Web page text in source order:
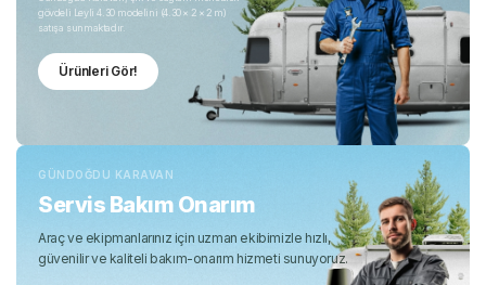
gövdeli Leyli 4.30 modelini (4.30 × 2 × 2 m)
satışa sunmaktadır.
Ürünleri Gör!
GÜNDOĞDU KARAVAN
Servis Bakım Onarım
Araç ve ekipmanlarınız için uzman ekibimizle hızlı,
güvenilir ve kaliteli bakım-onarım hizmeti sunuyoruz.